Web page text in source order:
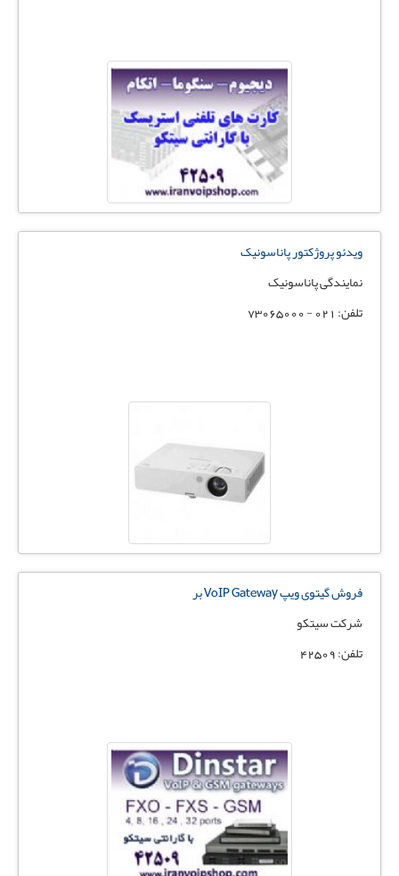
ویدئو پروژکتور پاناسونیک
نمایندگی پاناسونیک
تلفن: 021 - 73065000
فروش گیتوی ویپ VoIP Gateway بر
شرکت سیتکو
تلفن: 42509